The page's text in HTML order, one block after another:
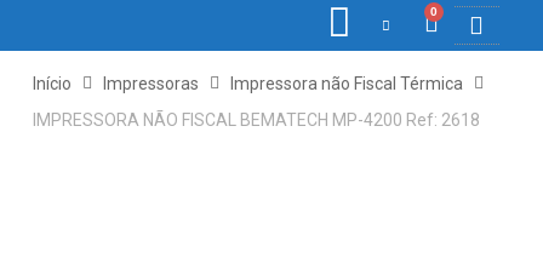
0
Início Impressoras
Impressora não Fiscal Térmica
IMPRESSORA NÃO FISCAL BEMATECH MP-4200 Ref: 2618